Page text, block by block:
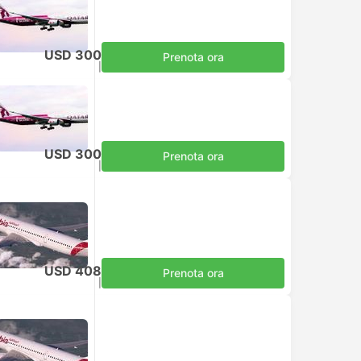
USD 300 Prenota ora
USD 300 Prenota ora
USD 408 Prenota ora